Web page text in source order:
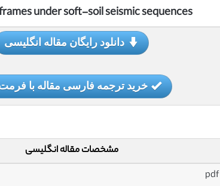
under soft-soil seismic sequences
دانلود رایگان مقاله انگلیسی
خرید ترجمه فارسی مقاله با
مشخصات مقاله انگلیسی
pdf